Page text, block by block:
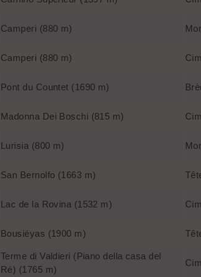
Camperi (880 m)
Camperi (880 m)
Pont du Countet (1690 m)
Madonna Dei Boschi (815 m)
Lurisia (800 m)
San Bernolfo (1663 m)
Lac de la Rovina (1532 m)
Bousiéyas (1900 m)
Terme di Valdieri (Piano della casa del
Ré) (1765 m)